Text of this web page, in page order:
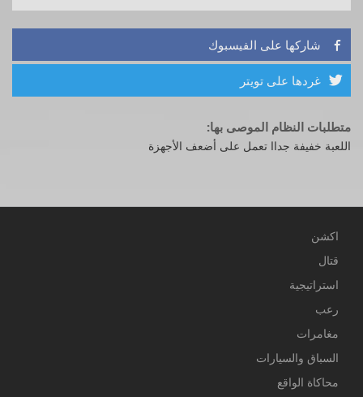
 شاركها على الفيسبوك
 غردها على تويتر
متطلبات النظام الموصى بها:
اللعبة خفيفة جداا تعمل على أضعف الأجهزة
اكشن
قتال
استراتيجية
رعب
مغامرات
السباق والسيارات
محاكاة الواقع